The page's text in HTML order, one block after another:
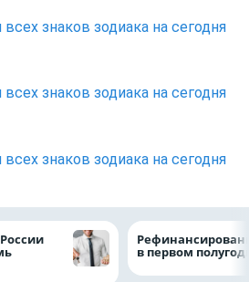
знаков зодиака на сегодня
знаков зодиака на сегодня
знаков зодиака на сегодня
в первом